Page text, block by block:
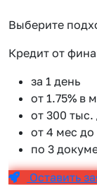
Выберите
Кредит от
за 1 день
от 1.75% в
от 300
от 4 мес до
по 3
Оставить